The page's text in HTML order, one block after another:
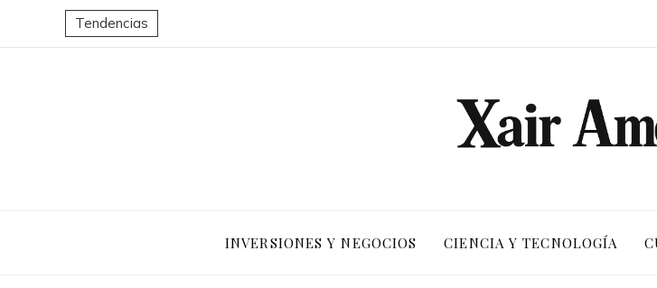
Tendencias
INVERSIONES Y NEGOCIOS CIENCIA Y TECNOLOGÍA